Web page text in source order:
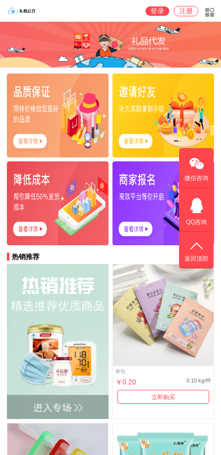
登录 注册
热销推荐
香包
￥0.20 0.10 kg/件
立即购买
微信咨询
QQ咨询
返回顶部